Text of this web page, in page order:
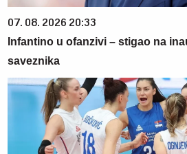
07. 08. 2026 20:33
Infantino u ofanzivi – stigao na
saveznika